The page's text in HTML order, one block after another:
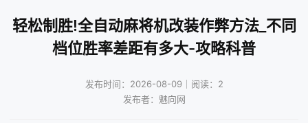
轻松制胜!全自动麻将机改装作弊方法_不同
档位胜率差距有多大-攻略科普
发布时间：2026-08-09｜阅读：2
发布者：魅向网